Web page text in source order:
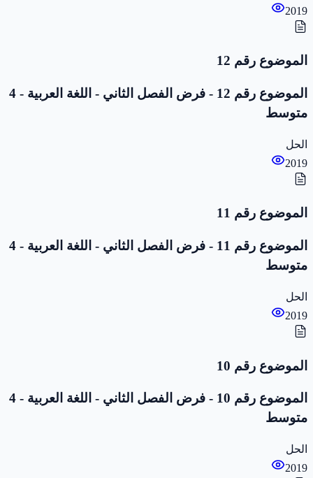
2019
الموضوع رقم 12
الموضوع رقم 12 - فرض الفصل الثاني - اللغة العربية - 4
متوسط
الحل
2019
الموضوع رقم 11
الموضوع رقم 11 - فرض الفصل الثاني - اللغة العربية - 4
متوسط
الحل
2019
الموضوع رقم 10
الموضوع رقم 10 - فرض الفصل الثاني - اللغة العربية - 4
متوسط
الحل
2019